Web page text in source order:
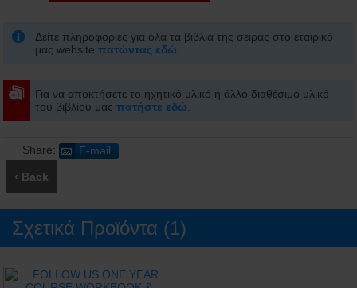
Δείτε πληροφορίες για όλα τα βιβλία της σειράς στο εταιρικό
μας websiteπατώντας εδώ
Για να αποκτήσετε το ηχητικό υλικό ή άλλο διαθέσιμο υλικό
του βιβλίου μαςπατήστε εδώ
Share: E-mail
‹ Back
Σχετικά Προϊόντα (1)